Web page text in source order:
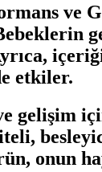
ve
etkiler.
gelişim
onun